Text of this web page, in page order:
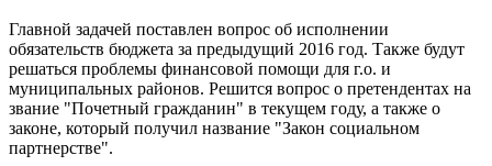
Главной задачей поставлен вопрос об исполнении
обязательств бюджета за предыдущий 2016 год. Также будут
решаться проблемы финансовой помощи для г.о. и
муниципальных районов. Решится вопрос о претендентах на
звание "Почетный гражданин" в текущем году, а также о
законе, который получил название "Закон социальном
партнерстве".